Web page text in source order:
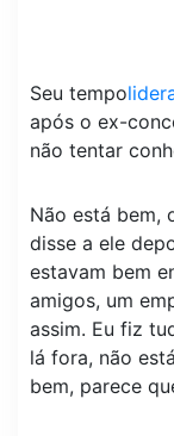
Seu tempo
após o ex-
não tentar
Não está bem,
disse a ele
estavam bem
amigos, um
assim. Eu fiz
lá fora, não
bem, parece